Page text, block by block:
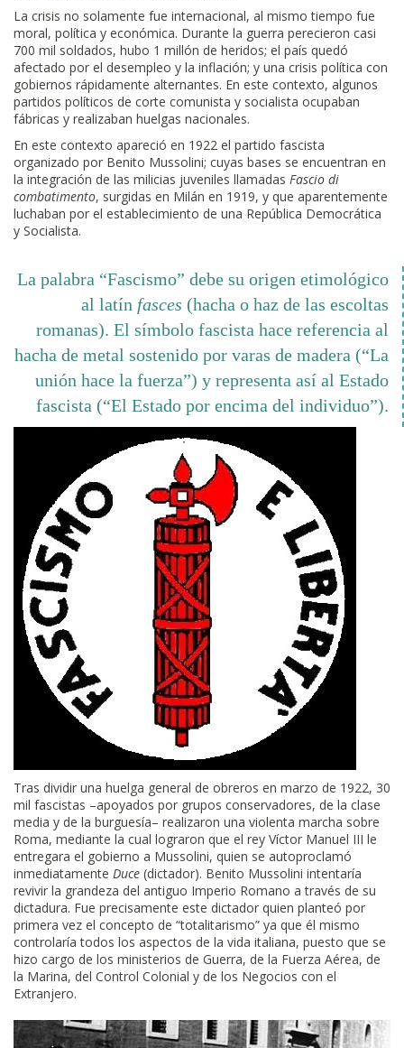
La crisis no solamente fue internacional, al mismo tiempo fue
moral, política y económica. Durante la guerra perecieron casi
700 mil soldados, hubo 1 millón de heridos; el país quedó
afectado por el desempleo y la inflación; y una crisis política con
gobiernos rápidamente alternantes. En este contexto, algunos
partidos políticos de corte comunista y socialista ocupaban
fábricas y realizaban huelgas nacionales.
En este contexto apareció en 1922 el partido fascista
organizado por Benito Mussolini; cuyas bases se encuentran en
la integración de las milicias juveniles llamadas Fascio di
combatimento, surgidas en Milán en 1919, y que aparentemente
luchaban por el establecimiento de una República Democrática
y Socialista.
La palabra “Fascismo” debe su origen etimológico
al latín fasces (hacha o haz de las escoltas
romanas). El símbolo fascista hace referencia al
hacha de metal sostenido por varas de madera (“La
unión hace la fuerza”) y representa así al Estado
fascista (“El Estado por encima del individuo”).
Tras dividir una huelga general de obreros en marzo de 1922, 30
mil fascistas –apoyados por grupos conservadores, de la clase
media y de la burguesía– realizaron una violenta marcha sobre
Roma, mediante la cual lograron que el rey Víctor Manuel III le
entregara el gobierno a Mussolini, quien se autoproclamó
inmediatamente Duce (dictador). Benito Mussolini intentaría
revivir la grandeza del antiguo Imperio Romano a través de su
dictadura. Fue precisamente este dictador quien planteó por
primera vez el concepto de “totalitarismo” ya que él mismo
controlaría todos los aspectos de la vida italiana, puesto que se
hizo cargo de los ministerios de Guerra, de la Fuerza Aérea, de
la Marina, del Control Colonial y de los Negocios con el
Extranjero.